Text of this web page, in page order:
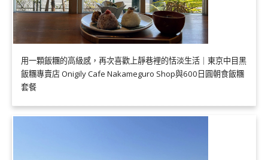
用一顆飯糰的高級感，再次喜歡上靜巷裡的恬淡生活｜東京中目黑
飯糰專賣店 Onigily Cafe Nakameguro Shop與600日圓朝食飯糰
套餐